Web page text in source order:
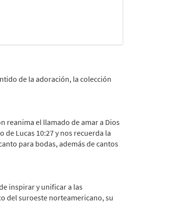
de la adoración, la colección
reanima el llamado de amar a Dios
Lucas 10:27 y nos recuerda la
para bodas, además de cantos
inspirar y unificar a las
del suroeste norteamericano, su